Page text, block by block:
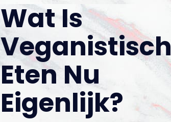
Wat Is
Veganistisch
Eten Nu
Eigenlijk?